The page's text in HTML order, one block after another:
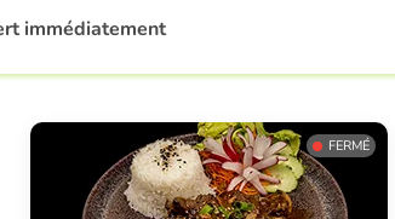
immédiatement
FERMÉ